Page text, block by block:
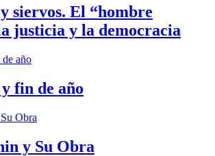
siervos. El “hombre
justicia y la democracia
fin de año
y Su Obra